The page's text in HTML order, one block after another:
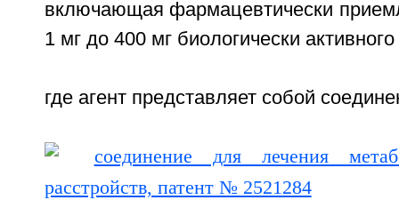
включающая фармацевтически
1 мг до 400 мг биологически активного
где агент представляет собой